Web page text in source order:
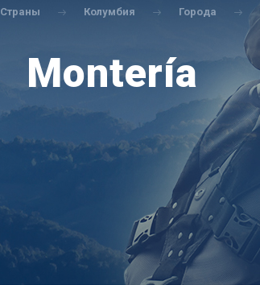
Страны Колумбия Города
Montería